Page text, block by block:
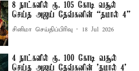
8 நாட்களில் ரூ. 105 கோடி வசூல்
செய்த அஜய் தேவ்கனின் “தமால் 4”
சினிமா செய்திப்பிரிவு 18 Jul 2026
4 நாட்களில் ரூ. 100 கோடி வசூல்
செய்த அஜய் தேவ்கனின் 'தமால் 4’